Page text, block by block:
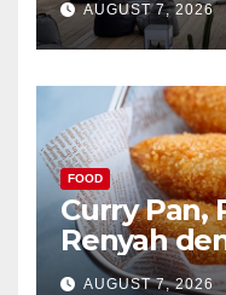
AUGUST 7, 2026
FOOD
Curry Pan,
Renyah
Menggoda
AUGUST 7, 2026